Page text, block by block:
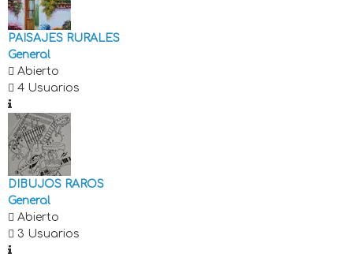
PAISAJES RURALES
General
Abierto
4 Usuarios
DIBUJOS RAROS
General
Abierto
3 Usuarios